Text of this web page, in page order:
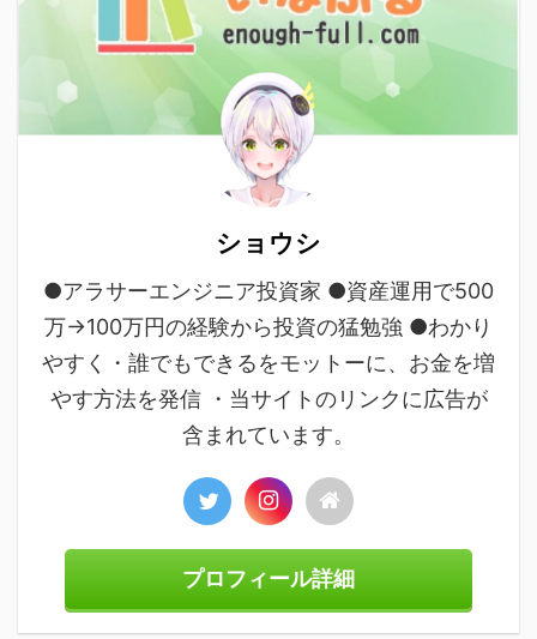
ショウシ
●アラサーエンジニア投資家 ●資産運用で500
万→100万円の経験から投資の猛勉強 ●わかり
やすく・誰でもできるをモットーに、お金を増
やす方法を発信 ・当サイトのリンクに広告が
含まれています。
プロフィール詳細